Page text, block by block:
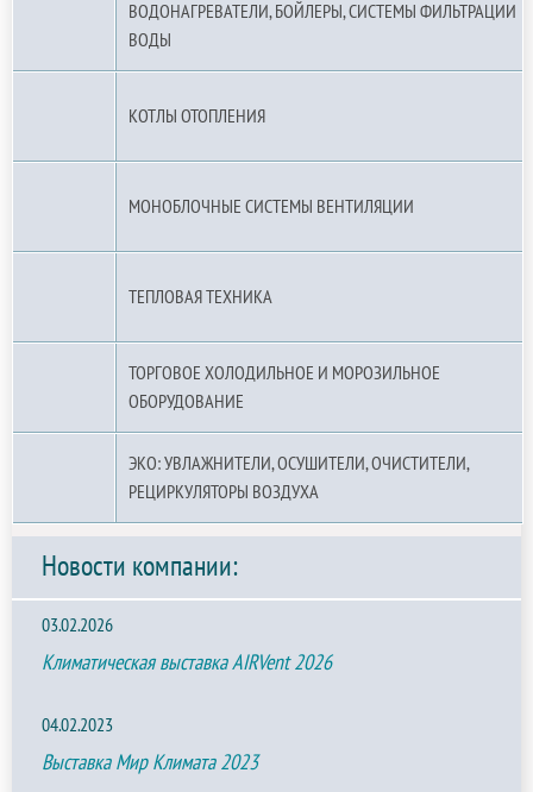
ВОДОНАГРЕВАТЕЛИ, БОЙЛЕРЫ, СИСТЕМЫ ФИЛЬТРАЦИИ
ВОДЫ
КОТЛЫ ОТОПЛЕНИЯ
МОНОБЛОЧНЫЕ СИСТЕМЫ ВЕНТИЛЯЦИИ
ТЕПЛОВАЯ ТЕХНИКА
ТОРГОВОЕ ХОЛОДИЛЬНОЕ И МОРОЗИЛЬНОЕ
ОБОРУДОВАНИЕ
ЭКО: УВЛАЖНИТЕЛИ, ОСУШИТЕЛИ, ОЧИСТИТЕЛИ,
РЕЦИРКУЛЯТОРЫ ВОЗДУХА
Новости компании:
03.02.2026
Климатическая выставка AIRVent 2026
04.02.2023
Выставка Мир Климата 2023